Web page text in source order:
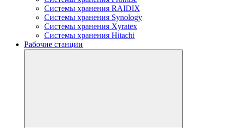
Системы хранения RAIDIX
Системы хранения Synology
Системы хранения Xyratex
Системы хранения Hitachi
Рабочие станции